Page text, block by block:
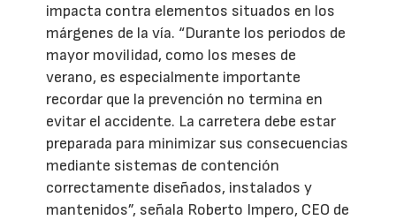
impacta contra elementos situados en los
márgenes de la vía. “Durante los periodos de
mayor movilidad, como los meses de
verano, es especialmente importante
recordar que la prevención no termina en
evitar el accidente. La carretera debe estar
preparada para minimizar sus consecuencias
mediante sistemas de contención
correctamente diseñados, instalados y
mantenidos”, señala Roberto Impero, CEO de